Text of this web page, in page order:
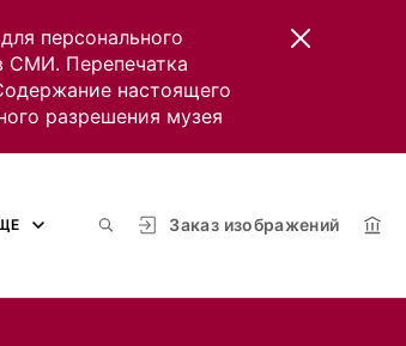
персонального
СМИ. Перепечатка
настоящего
разрешения музея
Заказ изображений